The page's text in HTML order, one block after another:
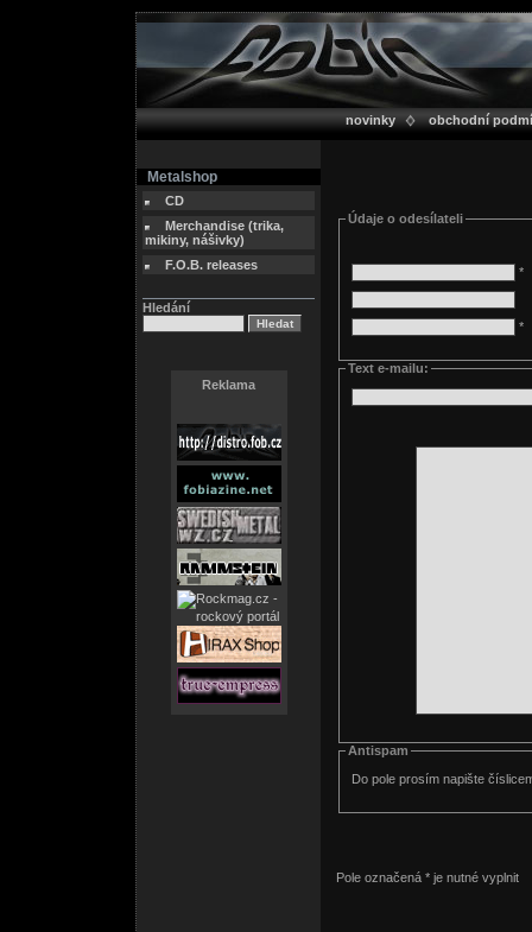
novinky obchodní
Metalshop
CD
Merchandise (trika,
mikiny, nášivky)
F.O.B. releases
Hledání
Reklama
Údaje o odesílateli
*
*
Text e-mailu:
Antispam
Do pole prosím napište
Pole označená * je nutné vyplnit